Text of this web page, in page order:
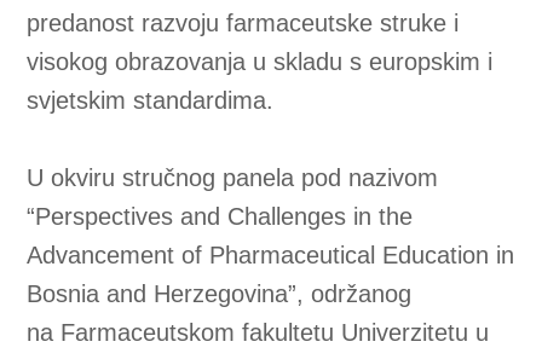
procesa i ljekarničke prakse.
Doc. dr. sc. Martin Kondža u svom je
izlaganju istaknuo važnost kontinuiranog
potrebu daljnjeg osnaživanja međunarodne
suradnje kao temelja kvalitete visokog
obrazovanja. Naglasio je kako Farmaceutski
fakultet Sveučilišta u Mostaru aktivno radi na
unapređenju znanstvene produktivnosti,
internacionalizaciji i modernizaciji nastavnih